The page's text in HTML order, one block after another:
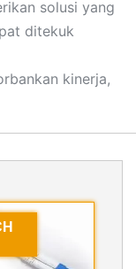
solusi yang
ditekuk
kinerja,